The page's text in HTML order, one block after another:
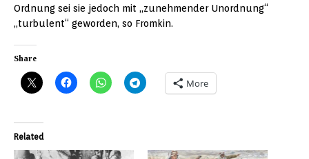
Ordnung sei sie jedoch mit „zunehmender Unordnung“
„turbulent“ geworden, so Fromkin.
Share
More
Related